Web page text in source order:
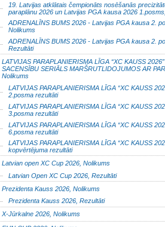
19. Latvijas atklātais čempionāts nosēšanās
paraplānu 2026 un Latvijas PGA kausa 2026
ADRENALĪNS BUMS 2026 - Latvijas PGA kausa 2.
Nolikums
ADRENALĪNS BUMS 2026 - Latvijas PGA kausa 2.
Rezultāti
LATVIJAS PARAPLANIERISMA LĪGA “XC KAUSS
SACENSĪBU SERIĀLS MARŠRUTLIDOJUMOS AR
Nolikums
LATVIJAS PARAPLANIERISMA LĪGA “XC KAUSS
2.posma rezultāti
LATVIJAS PARAPLANIERISMA LĪGA “XC KAUSS
3.posma rezultāti
LATVIJAS PARAPLANIERISMA LĪGA “XC KAUSS
6.posma rezultāti
LATVIJAS PARAPLANIERISMA LĪGA “XC KAUSS
kopvērtējuma rezultāti
Latvian open XC Cup 2026, Nolikums
Latvian Open XC Cup 2026, Rezultāti
Prezidenta Kauss 2026, Nolikums
Prezidenta Kauss 2026, Rezultāti
X-Jūrkalne 2026, Nolikums